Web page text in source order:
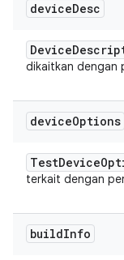
deviceDesc
Device
dikaitkan dengan
deviceOptions
TestDevice
terkait dengan
buildInfo